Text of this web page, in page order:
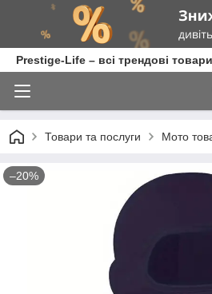
Prestige-Life – всі трендові
Товари та послуги Мото
–20%